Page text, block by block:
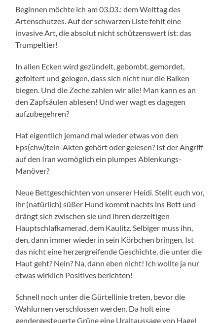
Beginnen möchte ich am 03.03.: dem Welttag des
Artenschutzes. Auf der schwarzen Liste fehlt eine
invasive Art, die absolut nicht schützenswert ist: das
Trumpeltier!
In allen Ecken wird gezündelt, gebombt, gemordet,
gefoltert und gelogen, dass sich nicht nur die Balken
biegen. Und die Zeche zahlen wir alle! Man kann es an
den Zapfsäulen ablesen! Und wer wagt es dagegen
aufzubegehren?
Hat eigentlich jemand mal wieder etwas von den
Eps(chw)tein-Akten gehört oder gelesen? Ist der Angriff
auf den Iran womöglich ein plumpes Ablenkungs-
Manöver?
Neue Bettgeschichten von unserer Heidi. Stellt euch vor,
ihr (natürlich) süßer Hund kommt nachts ins Bett und
drängt sich zwischen sie und ihren derzeitigen
Hauptschlafkamerad, dem Kaulitz. Selbiger muss ihn,
den, dann immer wieder in sein Körbchen bringen. Ist
das nicht eine herzergreifende Geschichte, die unter die
Haut geht? Nein? Na, dann eben nicht! Ich wollte ja nur
etwas wirklich Positives berichten!
Schnell noch unter die Gürtellinie treten, bevor die
Wahlurnen verschlossen werden. Da holt eine
gendergesteuerte Grüne eine Uraltaussage von Hagel